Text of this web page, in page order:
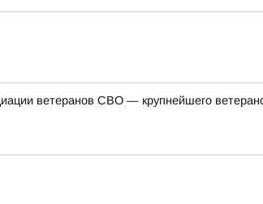
ветеранов СВО — крупнейшего